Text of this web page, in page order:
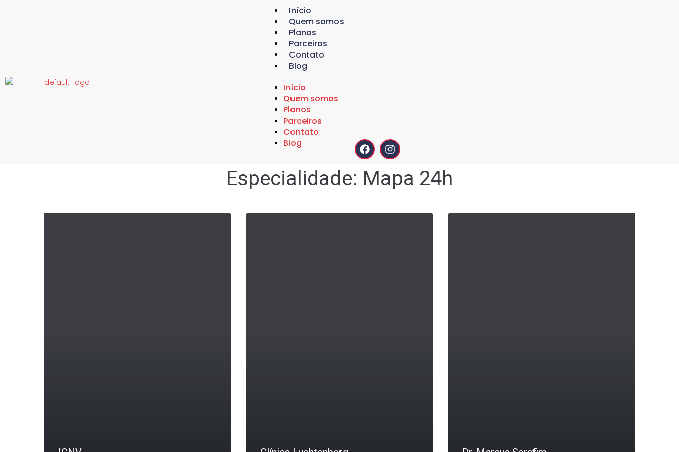
Início
Quem somos
Planos
Parceiros
Contato
Blog
Início
Quem somos
Planos
Parceiros
Contato
Blog
Especialidade: Mapa 24h